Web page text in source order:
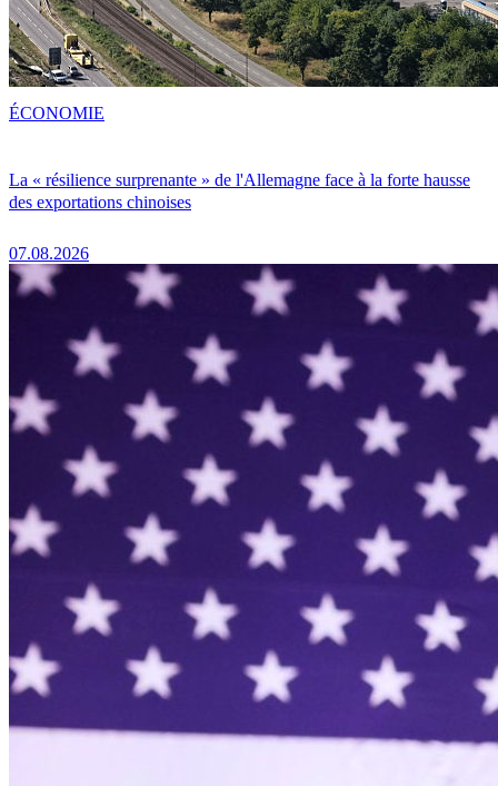
La « résilience surprenante » de l'Allemagne face à la forte hausse
des exportations chinoises
07.08.2026
ÉCONOMIE